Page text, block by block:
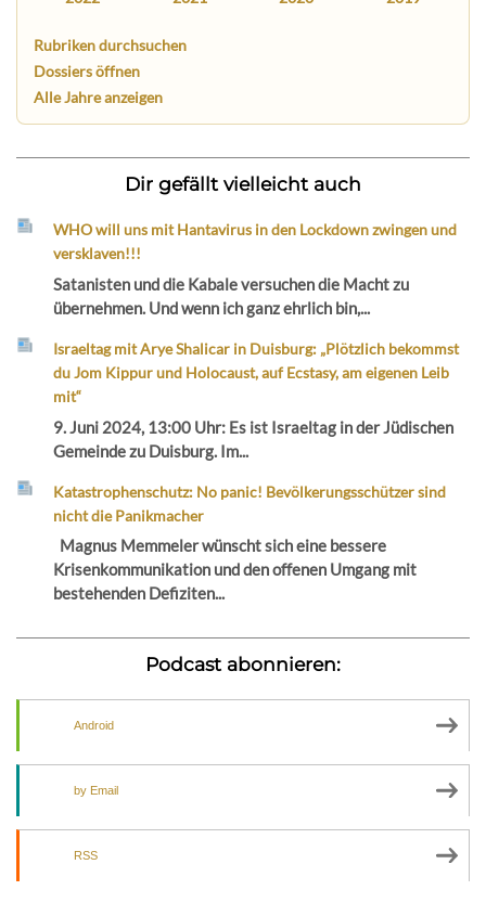
Rubriken durchsuchen
Dossiers öffnen
Alle Jahre anzeigen
Dir gefällt vielleicht auch
WHO will uns mit Hantavirus in den Lockdown zwingen und
versklaven!!!
Satanisten und die Kabale versuchen die Macht zu
übernehmen. Und wenn ich ganz ehrlich bin,...
Israeltag mit Arye Shalicar in Duisburg: „Plötzlich bekommst
du Jom Kippur und Holocaust, auf Ecstasy, am eigenen Leib
mit“
9. Juni 2024, 13:00 Uhr: Es ist Israeltag in der Jüdischen
Gemeinde zu Duisburg. Im...
Katastrophenschutz: No panic! Bevölkerungsschützer sind
nicht die Panikmacher
Magnus Memmeler wünscht sich eine bessere
Krisenkommunikation und den offenen Umgang mit
bestehenden Defiziten...
Podcast abonnieren:
Android
by Email
RSS